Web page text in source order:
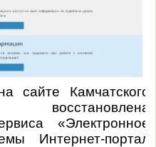
сайте Камчатского
«Электронное
Интернет-портал